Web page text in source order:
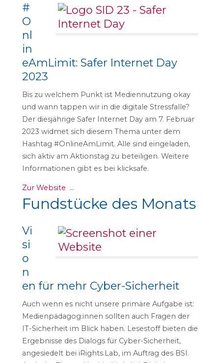
#
O
nl
in
eAmLimit: Safer Internet Day
2023
Bis zu welchem Punkt ist Mediennutzung okay
und wann tappen wir in die digitale Stressfalle?
Der diesjährige Safer Internet Day am 7. Februar
2023 widmet sich diesem Thema unter dem
Hashtag #OnlineAmLimit. Alle sind eingeladen,
sich aktiv am Aktionstag zu beteiligen. Weitere
Informationen gibt es bei klicksafe.
Zur Website …
Fundstücke des Monats
Vi
si
o
n
en für mehr Cyber-Sicherheit
Auch wenn es nicht unsere primäre Aufgabe ist:
Medienpädagog:innen sollten auch Fragen der
IT-Sicherheit im Blick haben. Lesestoff bieten die
Ergebnisse des Dialogs für Cyber-Sicherheit,
angesiedelt bei iRights.Lab, im Auftrag des BSI.